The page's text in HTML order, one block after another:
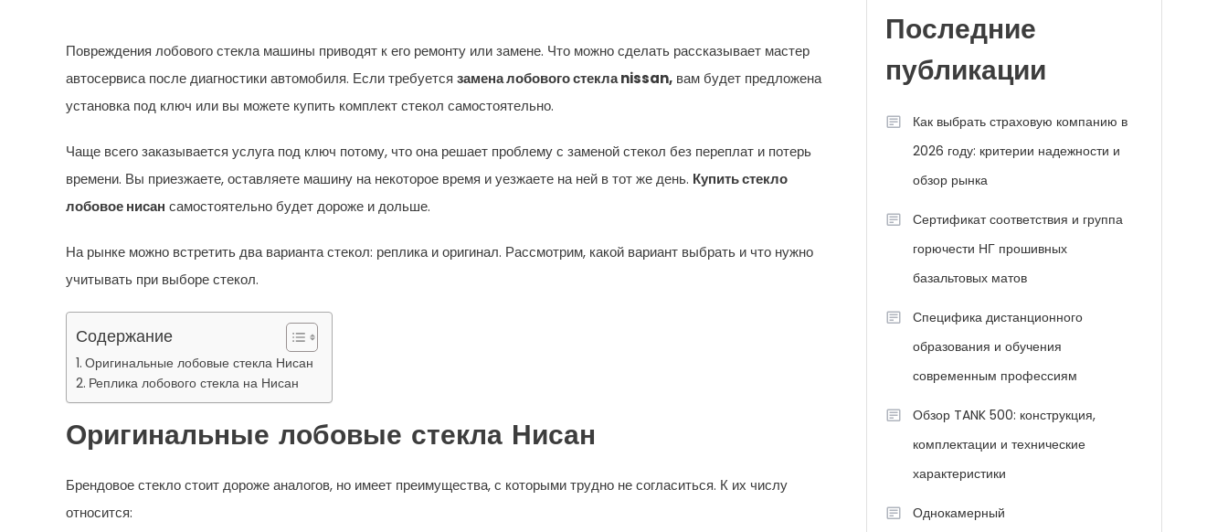
Повреждения лобового стекла машины приводят к его ремонту или замене. Что можно сделать рассказывает мастер
автосервиса после диагностики автомобиля. Если требуется замена лобового стекла nissan, вам будет предложена
установка под ключ или вы можете купить комплект стекол самостоятельно.
Чаще всего заказывается услуга под ключ потому, что она решает проблему с заменой стекол без переплат и потерь
времени. Вы приезжаете, оставляете машину на некоторое время и уезжаете на ней в тот же день. Купить стекло
лобовое нисан самостоятельно будет дороже и дольше.
На рынке можно встретить два варианта стекол: реплика и оригинал. Рассмотрим, какой вариант выбрать и что нужно
учитывать при выборе стекол.
Содержание
Оригинальные лобовые стекла Нисан
Реплика лобового стекла на Нисан
Оригинальные лобовые стекла Нисан
Брендовое стекло стоит дороже аналогов, но имеет преимущества, с которыми трудно не согласиться. К их числу
относится:
Последние
публикации
Как выбрать страховую компанию в
2026 году: критерии надежности и
обзор рынка
Сертификат соответствия и группа
горючести НГ прошивных
базальтовых матов
Специфика дистанционного
образования и обучения
современным профессиям
Обзор TANK 500: конструкция,
комплектации и технические
характеристики
Однокамерный